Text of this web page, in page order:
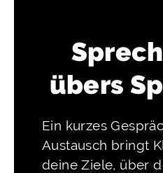
übers
Ein kurzes
Austausch bringt
deine Ziele, über